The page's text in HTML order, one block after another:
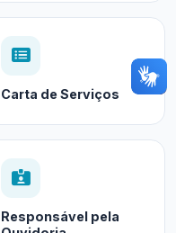
Carta de Serviços
Responsável pela